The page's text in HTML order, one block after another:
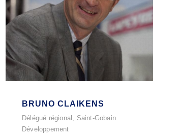
BRUNO CLAIKENS
Délégué régional, Saint-Gobain
Développement